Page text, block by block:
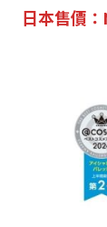
日本售價